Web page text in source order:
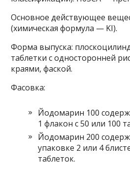
Основное действующее
(химическая формула — KI).
Форма выпуска:
таблетки с односторонней
краями, фаской.
Фасовка:
Йодомарин 100
1 флакон с 50 или 100
Йодомарин 200
упаковке 2 или 4
таблеток.